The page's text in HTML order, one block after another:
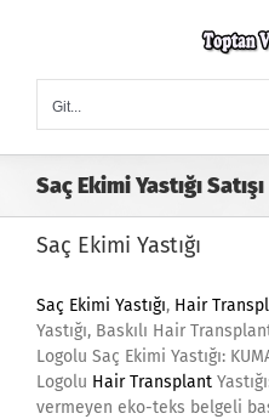
Git...
Saç Ekimi Yastığı Satışı
Saç Ekimi Yastığı
Saç Ekimi Yastığı, Hair
Yastığı, Baskılı Hair
Logolu Saç Ekimi Yastığı:
Logolu Hair Transplant
vermeyen eko-teks belgeli